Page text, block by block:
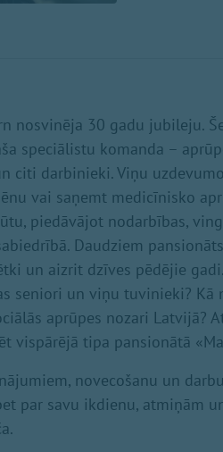
nosvinēja 30 gadu jubileju.
speciālistu komanda –
citi darbinieki. Viņu
vai saņemt medicīnisko
piedāvājot nodarbības,
Daudziem
un aizrit dzīves pēdējie
seniori un viņu tuvinieki? Kā
aprūpes nozari Latvijā?
vispārējā tipa pansionātā
novecošanu un
par savu ikdienu, atmiņām